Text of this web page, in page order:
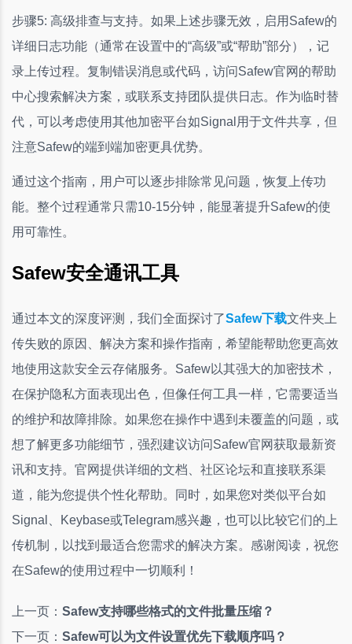
步骤5: 高级排查与支持。如果上述步骤无效，启用Safew的
详细日志功能（通常在设置中的“高级”或“帮助”部分），记
录上传过程。复制错误消息或代码，访问Safew官网的帮助
中心搜索解决方案，或联系支持团队提供日志。作为临时替
代，可以考虑使用其他加密平台如Signal用于文件共享，但
注意Safew的端到端加密更具优势。
通过这个指南，用户可以逐步排除常见问题，恢复上传功
能。整个过程通常只需10-15分钟，能显著提升Safew的使
用可靠性。
Safew安全通讯工具
通过本文的深度评测，我们全面探讨了Safew下载文件夹上
传失败的原因、解决方案和操作指南，希望能帮助您更高效
地使用这款安全云存储服务。Safew以其强大的加密技术，
在保护隐私方面表现出色，但像任何工具一样，它需要适当
的维护和故障排除。如果您在操作中遇到未覆盖的问题，或
想了解更多功能细节，强烈建议访问Safew官网获取最新资
讯和支持。官网提供详细的文档、社区论坛和直接联系渠
道，能为您提供个性化帮助。同时，如果您对类似平台如
Signal、Keybase或Telegram感兴趣，也可以比较它们的上
传机制，以找到最适合您需求的解决方案。感谢阅读，祝您
在Safew的使用过程中一切顺利！
上一页： Safew支持哪些格式的文件批量压缩？
下一页： Safew可以为文件设置优先下载顺序吗？